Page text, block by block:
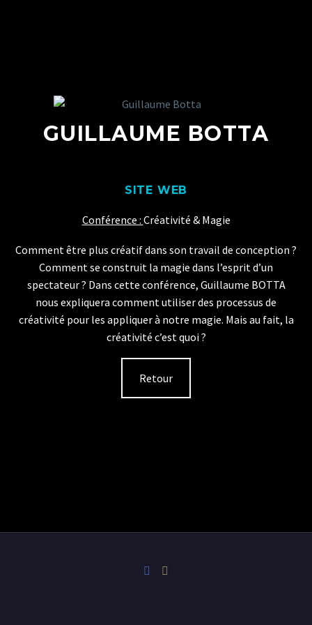
GUILLAUME BOTTA
SITE WEB
Conférence : Créativité & Magie
Comment être plus créatif dans son travail de conception ?
Comment se construit la magie dans l’esprit d’un
spectateur ? Dans cette conférence, Guillaume BOTTA
nous expliquera comment utiliser des processus de
créativité pour les appliquer à notre magie. Mais au fait, la
créativité c’est quoi ?
Retour